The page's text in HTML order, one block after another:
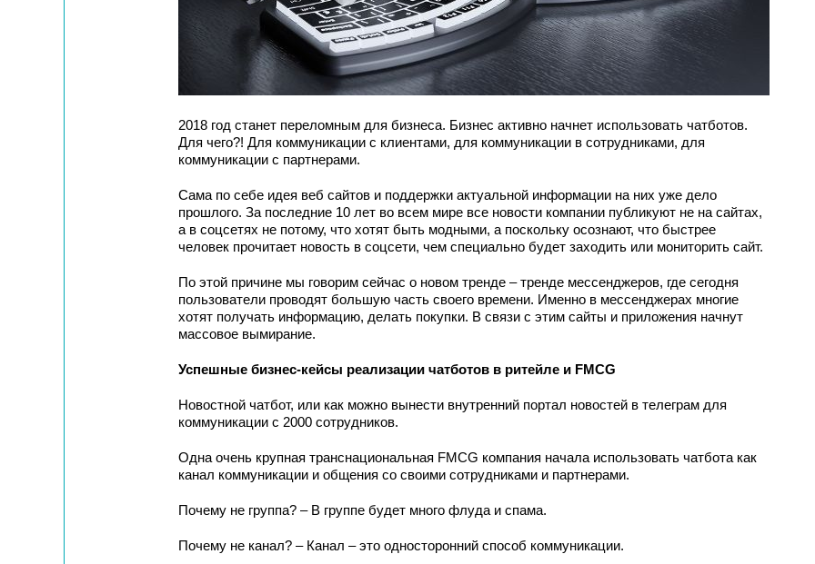
2018 год станет переломным для бизнеса. Бизнес активно начнет использовать чатботов.
Для чего?! Для коммуникации с клиентами, для коммуникации в сотрудниками, для
коммуникации с партнерами.
Сама по себе идея веб сайтов и поддержки актуальной информации на них уже дело
прошлого. За последние 10 лет во всем мире все новости компании публикуют не на сайтах,
а в соцсетях не потому, что хотят быть модными, а поскольку осознают, что быстрее
человек прочитает новость в соцсети, чем специально будет заходить или мониторить сайт.
По этой причине мы говорим сейчас о новом тренде – тренде мессенджеров, где сегодня
пользователи проводят большую часть своего времени. Именно в мессенджерах многие
хотят получать информацию, делать покупки. В связи с этим сайты и приложения начнут
массовое вымирание.
Успешные бизнес-кейсы реализации чатботов в ритейле и FMCG
Новостной чатбот, или как можно вынести внутренний портал новостей в телеграм для
коммуникации с 2000 сотрудников.
Одна очень крупная транснациональная FMCG компания начала использовать чатбота как
канал коммуникации и общения со своими сотрудниками и партнерами.
Почему не группа? – В группе будет много флуда и спама.
Почему не канал? – Канал – это односторонний способ коммуникации.